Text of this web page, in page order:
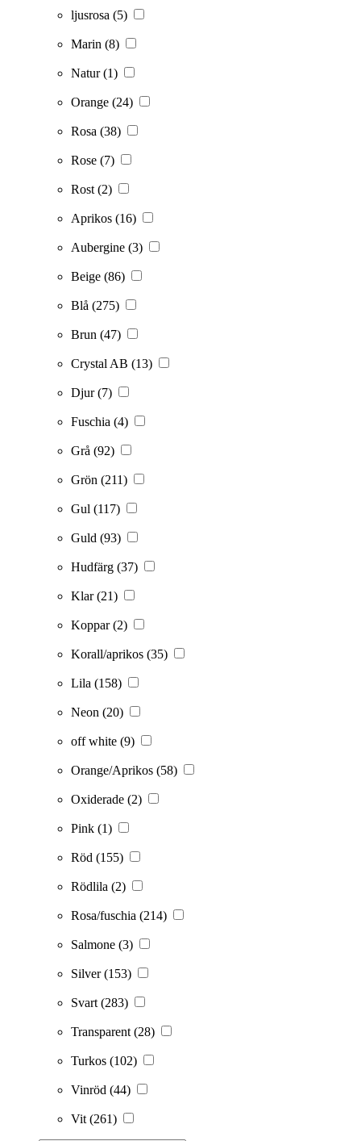
ljusrosa (5)
Marin (8)
Natur(1)
Orange (24)
Rosa (38)
Rose (7)
Rost (2)
Aprikos (16)
Aubergine (3)
Beige (86)
Blå (275)
Brun (47)
Crystal AB (13)
Djur(7)
Fuschia (4)
Grå (92)
Grön (211)
Gul (117)
Guld (93)
Hudfärg (37)
Klar(21)
Koppar(2)
Korall/aprikos (35)
Lila (158)
Neon (20)
off white (9)
Orange/Aprikos (58)
Oxiderade (2)
Pink (1)
Röd (155)
Rödlila (2)
Rosa/fuschia (214)
Salmone (3)
Silver(153)
Svart (283)
Transparent (28)
Turkos (102)
Vinröd (44)
Vit (261)